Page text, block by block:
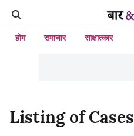
होम समाचार साक्षात्कार
Listing of Cases